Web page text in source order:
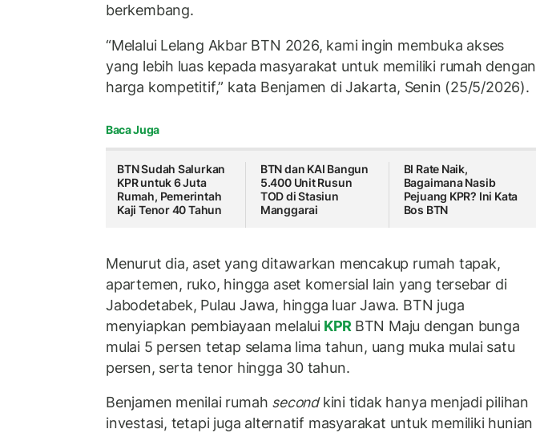
berkembang.
“Melalui Lelang Akbar BTN 2026, kami ingin membuka akses
yang lebih luas kepada masyarakat untuk memiliki rumah dengan
harga kompetitif,” kata Benjamen di Jakarta, Senin (25/5/2026).
Baca Juga
BTN Sudah Salurkan
KPR untuk 6 Juta
Rumah, Pemerintah
Kaji Tenor 40 Tahun
BTN dan KAI Bangun
5.400 Unit Rusun
TOD di Stasiun
Manggarai
BI Rate Naik,
Bagaimana Nasib
Pejuang KPR? Ini Kata
Bos BTN
Menurut dia, aset yang ditawarkan mencakup rumah tapak,
apartemen, ruko, hingga aset komersial lain yang tersebar di
Jabodetabek, Pulau Jawa, hingga luar Jawa. BTN juga
menyiapkan pembiayaan melaluiKPR BTN Maju dengan bunga
mulai 5 persen tetap selama lima tahun, uang muka mulai satu
persen, serta tenor hingga 30 tahun.
Benjamen menilai rumah secondkini tidak hanya menjadi pilihan
investasi, tetapi juga alternatif masyarakat untuk memiliki hunian